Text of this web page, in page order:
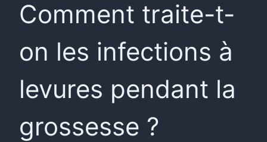
Comment traite-t-
on les infections à
levures pendant la
grossesse ?